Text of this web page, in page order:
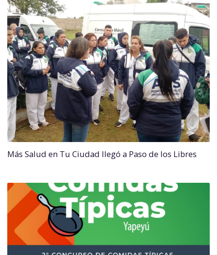
Más Salud en Tu Ciudad llegó a Paso de los Libres